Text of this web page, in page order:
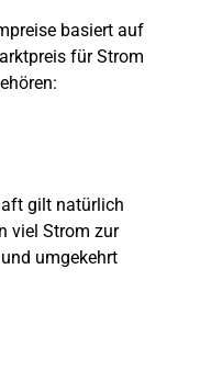
basiert auf
für Strom
gilt natürlich
viel Strom zur
umgekehrt